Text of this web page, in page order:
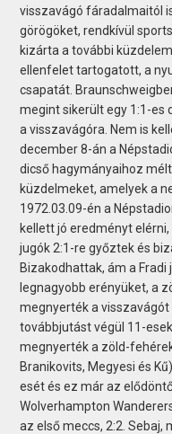
visszavágó fáradalmaitól
görögöket, rendkívül
kizárta a további
ellenfelet tartogatott, a
csapatát.
megint sikerült egy 1:1-es
a visszavágóra. Nem is
december 8-án a
dicső hagymányaihoz
küzdelmeket, amelyek a
1972.03.09-én a
kellett jó eredményt
jugók 2:1-re győztek és
Bizakodhattak, ám a
legnagyobb erényüket, a
megnyerték a visszavágót
továbbjutást végül 11-
megnyerték a zöld-
Branikovits, Megyesi és
esét és ez már az
Wolverhampton
az első meccs, 2:2. Sebaj,